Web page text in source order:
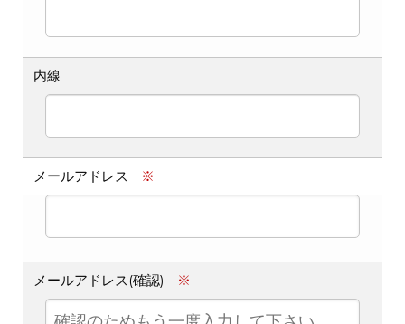
内線
メールアドレス ※
メールアドレス(確認) ※